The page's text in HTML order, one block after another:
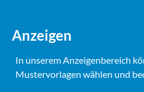
Anzeigen
In unserem Anzeigenbereich
Mustervorlagen wählen und